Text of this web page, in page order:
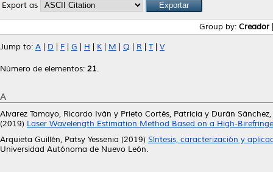
Export as
Group by: Creador
Jump to: A D F G H K M Q R T| V
Número de elementos: 21.
A
Alvarez Tamayo, Ricardo Iván y Prieto Cortés, Patricia y Durán
(2019) Laser Wavelength Estimation Method Based on a High-
Arquieta Guillén, Patsy Yessenia (2019) Síntesis, caracterización y
Universidad Autónoma de Nuevo León.